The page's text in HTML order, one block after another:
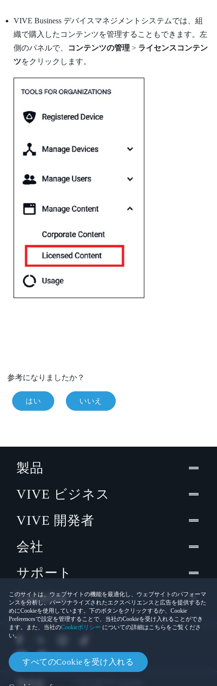
VIVE Business デバイスマネジメントシステムでは、組
織で購入したコンテンツを管理することもできます。左
側のパネルで、
コンテンツの管理 > ライセンスコンテン
ツをクリックします。
参考になりましたか？
はい いいえ
このサイトは、ウェブサイトの機能を最適化し、ウェブサイトのパフォーマ
ンスを分析し、パーソナライズされたエクスペリエンスと広告を提供するた
めにCookieを使用しています。下のボタンをクリックするか、Cookie
Preferencesで設定を管理することで、当社のCookieを受け入れることができ
ます。また、当社のCookieポリシー についての詳細はこちらをご覧くださ
い。
すべてのCookieを受け入れる
製品
VIVE ビジネス
VIVE 開発者
会社
サポート
Location